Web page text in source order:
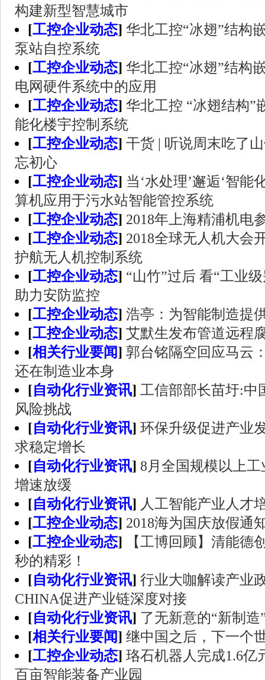
构建新型智慧城市
[工控企业动态] 华北工控“冰翅”结构
泵站自控系统
[工控企业动态] 华北工控“冰翅”结构
电网硬件系统中的应用
[工控企业动态] 华北工控 “冰翅结构”
能化楼宇控制系统
[工控企业动态] 干货 | 听说周末吃了
忘初心
[工控企业动态] 当‘水处理’邂逅‘智能
算机应用于污水站智能管控系统
[工控企业动态] 2018年上海精浦机电
[工控企业动态] 2018全球无人机大会
护航无人机控制系统
[工控企业动态] “山竹”过后 看“工业
助力安防监控
[工控企业动态] 浩亭：为智能制造提
[工控企业动态] 艾默生发布管道远程
[相关行业要闻] 郭台铭隔空回应马云
还在制造业本身
[自动化行业资讯] 工信部部长苗圩:中
风险挑战
[自动化行业资讯] 环保升级促进产业
求稳定增长
[自动化行业资讯] 8月全国规模以上
增速放缓
[自动化行业资讯] 人工智能产业人才
[工控企业动态] 2018海为国庆放假通
[工控企业动态]
【工博回顾】清能德
秒的精彩！
[自动化行业资讯] 行业大咖解读产业
CHINA促进产业链深度对接
[自动化行业资讯] 了无新意的“新制造
[相关行业要闻] 继中国之后，下一个
[工控企业动态] 珞石机器人完成1.6亿
百亩智能装备产业园